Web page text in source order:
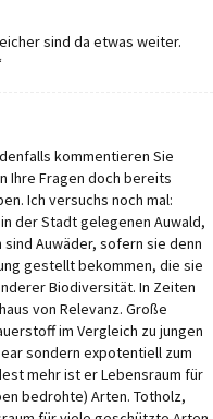
sind da etwas weiter.
kommentieren Sie
Ihre Fragen doch bereits
Ich versuchs noch mal:
der Stadt gelegenen Auwald,
Auwäder, sofern sie denn
gestellt bekommen, die sie
Biodiversität. In Zeiten
von Relevanz. Große
im Vergleich zu jungen
sondern expotentiell zum
mehr ist er Lebensraum für
bedrohte) Arten. Totholz,